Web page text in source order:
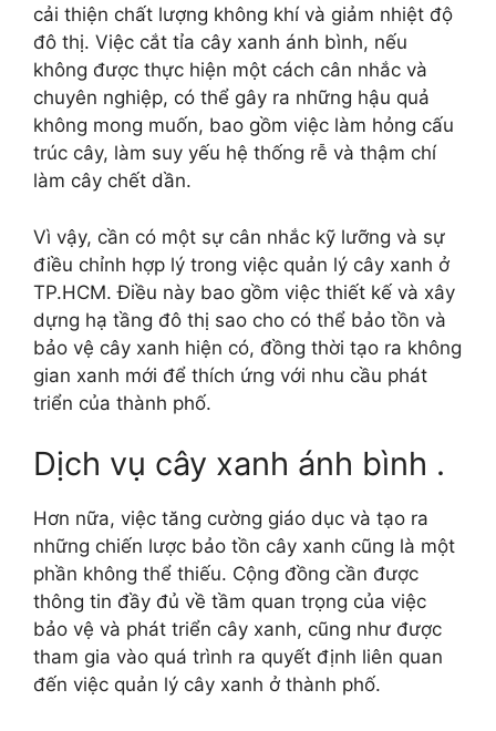
cải thiện chất lượng không khí và giảm nhiệt độ
đô thị. Việc cắt tỉa cây xanh ánh bình, nếu
không được thực hiện một cách cân nhắc và
chuyên nghiệp, có thể gây ra những hậu quả
không mong muốn, bao gồm việc làm hỏng cấu
trúc cây, làm suy yếu hệ thống rễ và thậm chí
làm cây chết dần.
Vì vậy, cần có một sự cân nhắc kỹ lưỡng và sự
điều chỉnh hợp lý trong việc quản lý cây xanh ở
TP.HCM. Điều này bao gồm việc thiết kế và xây
dựng hạ tầng đô thị sao cho có thể bảo tồn và
bảo vệ cây xanh hiện có, đồng thời tạo ra không
gian xanh mới để thích ứng với nhu cầu phát
triển của thành phố.
Dịch vụ cây xanh ánh bình .
Hơn nữa, việc tăng cường giáo dục và tạo ra
những chiến lược bảo tồn cây xanh cũng là một
phần không thể thiếu. Cộng đồng cần được
thông tin đầy đủ về tầm quan trọng của việc
bảo vệ và phát triển cây xanh, cũng như được
tham gia vào quá trình ra quyết định liên quan
đến việc quản lý cây xanh ở thành phố.